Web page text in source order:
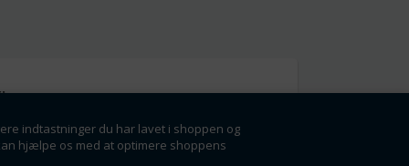
indtastninger du har lavet i shoppen og
hjælpe os med at optimere shoppens
få rabatter og